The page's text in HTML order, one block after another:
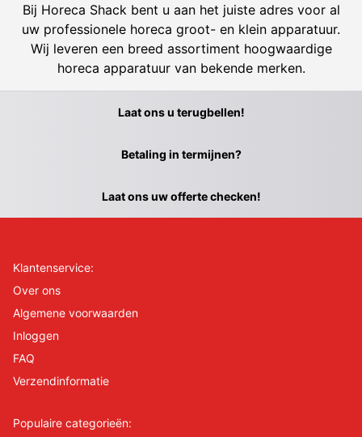
Bij Horeca Shack bent u aan het juiste adres voor al
uw professionele horeca groot- en klein apparatuur.
Wij leveren een breed assortiment hoogwaardige
horeca apparatuur van bekende merken.
Laat ons u terugbellen!
Betaling in termijnen?
Laat ons uw offerte checken!
Klantenservice:
Over ons
Algemene voorwaarden
Inloggen
FAQ
Verzendinformatie
Populaire categorieën: